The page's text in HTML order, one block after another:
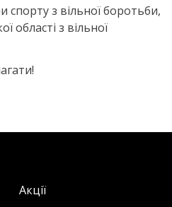
спорту з вільної боротьби,
області з вільної
Акції